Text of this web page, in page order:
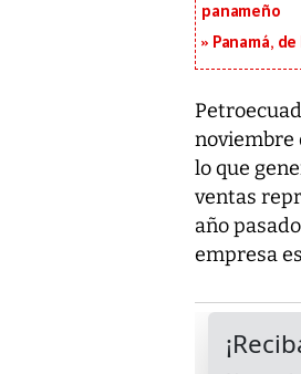
panameño
Panamá,
noviembre
lo que
ventas
año
empresa